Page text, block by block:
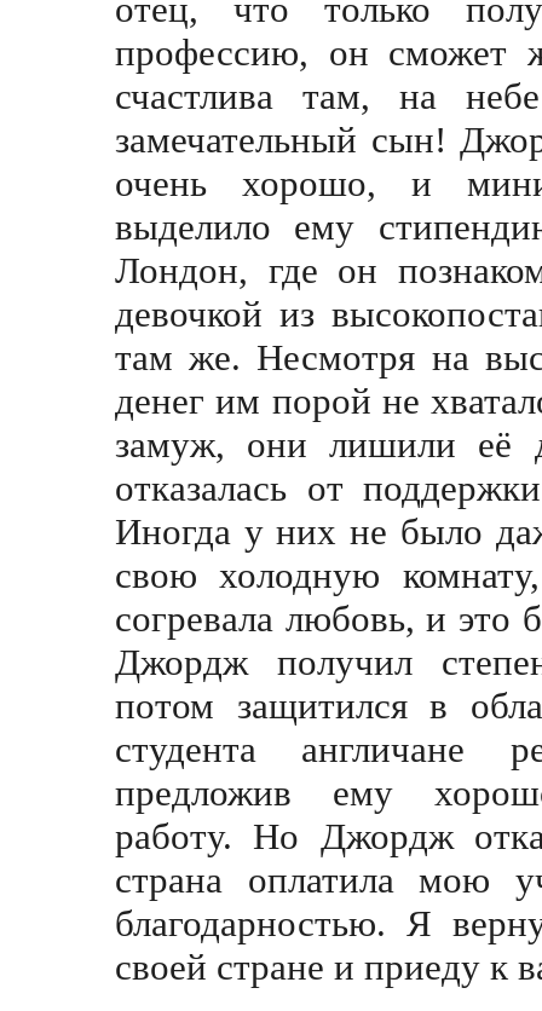
отец, что только
профессию, он сможет
счастлива там, на
замечательный сын!
очень хорошо, и
выделило ему
Лондон, где он
девочкой из
там же. Несмотря на
денег им порой не
замуж, они лишили её
отказалась от
Иногда у них не было
свою холодную
согревала любовь, и это
Джордж получил
потом защитился в
студента англичане
предложив ему
работу. Но Джордж
страна оплатила мою
благодарностью. Я
своей стране и приеду к